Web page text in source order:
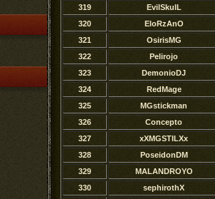
319
EvilSkulL
320
EloRzAnO
321
OsirisMG
322
Pelirojo
323
DemonioDJ
324
RedMage
325
MGstickman
326
Concepto
327
xXMGSTILXx
328
PoseidonDM
329
MALANDROYO
330
sephirothX